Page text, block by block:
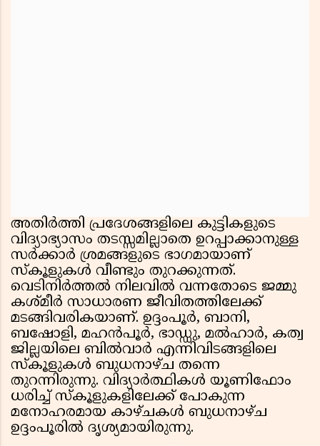
അതിർത്തി പ്രദേശങ്ങളിലെ കുട്ടികളുടെ
വിദ്യാഭ്യാസം തടസ്സമില്ലാതെ ഉറപ്പാക്കാനുള്ള
സർക്കാർ ശ്രമങ്ങളുടെ ഭാഗമായാണ്
സ്കൂളുകൾ വീണ്ടും തുറക്കുന്നത്.
വെടിനിർത്തൽ നിലവിൽ വന്നതോടെ ജമ്മു
കശ്മീർ സാധാരണ ജീവിതത്തിലേക്ക്
മടങ്ങിവരികയാണ്. ഉദ്ദംപൂർ, ബാനി,
ബഷോളി, മഹൻപൂർ, ഭാഡ്ഡു, മൽഹാർ, കത്വ
ജില്ലയിലെ ബിൽവാർ എന്നിവിടങ്ങളിലെ
സ്കൂളുകൾ ബുധനാഴ്ച തന്നെ
തുറന്നിരുന്നു. വിദ്യാർത്ഥികൾ യൂണിഫോം
ധരിച്ച് സ്കൂളുകളിലേക്ക് പോകുന്ന
മനോഹരമായ കാഴ്ചകൾ ബുധനാഴ്ച
ഉദ്ദംപൂരിൽ ദൃശ്യമായിരുന്നു.